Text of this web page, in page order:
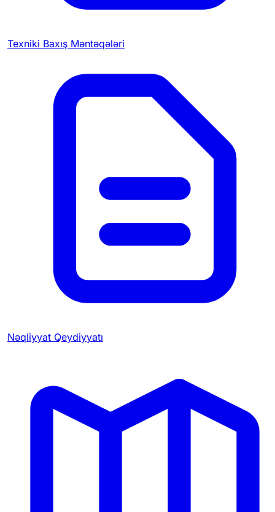
Texniki Baxış Məntəqələri
Nəqliyyat Qeydiyyatı